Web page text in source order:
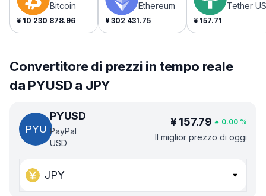
Bitcoin
¥ 10 230 878.96
Ethereum
¥ 302 431.75
Tether
¥ 157.71
Convertitore di prezzi in tempo reale
da PYUSD a JPY
PYUSD
PayPal
USD
¥ 157.79 0.00 %
Il miglior prezzo di oggi
JPY